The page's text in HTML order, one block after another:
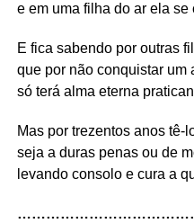
e em uma filha do ar ela se
E fica sabendo por outras
que por não conquistar um
só terá alma eterna
Mas por trezentos anos tê-
seja a duras penas ou de
levando consolo e cura a